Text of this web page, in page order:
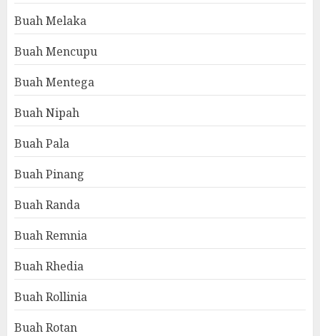
Buah Melaka
Buah Mencupu
Buah Mentega
Buah Nipah
Buah Pala
Buah Pinang
Buah Randa
Buah Remnia
Buah Rhedia
Buah Rollinia
Buah Rotan